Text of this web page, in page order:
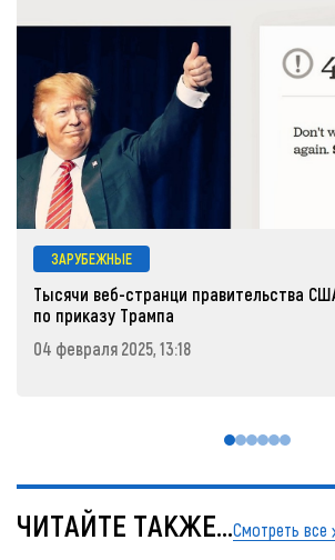
ЗАРУБЕЖНЫЕ
Тысячи веб-странци правительства
по приказу Трампа
04 февраля 2025, 13:18
ЧИТАЙТЕ ТАКЖЕ...Смотреть все